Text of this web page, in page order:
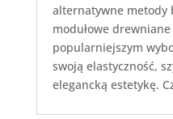
alternatywne metody
modułowe
popularniejszym
swoją elastyczność,
elegancką estetykę.